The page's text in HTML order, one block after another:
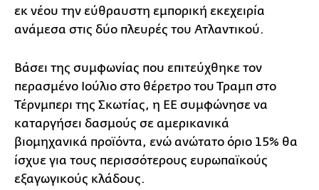
εκ νέου την εύθραυστη εμπορική εκεχειρία
ανάμεσα στις δύο πλευρές του Ατλαντικού.
Βάσει της συμφωνίας που επιτεύχθηκε τον
περασμένο Ιούλιο στο θέρετρο του Τραμπ στο
Τέρνμπερι της Σκωτίας, η ΕΕ συμφώνησε να
καταργήσει δασμούς σε αμερικανικά
βιομηχανικά προϊόντα, ενώ ανώτατο όριο 15% θα
ίσχυε για τους περισσότερους ευρωπαϊκούς
εξαγωγικούς κλάδους.